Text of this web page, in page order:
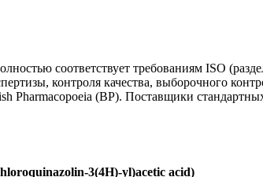
соответствует требованиям ISO
контроля качества, выборочного
(BP). Поставщики
3(4H)-yl)acetic acid)